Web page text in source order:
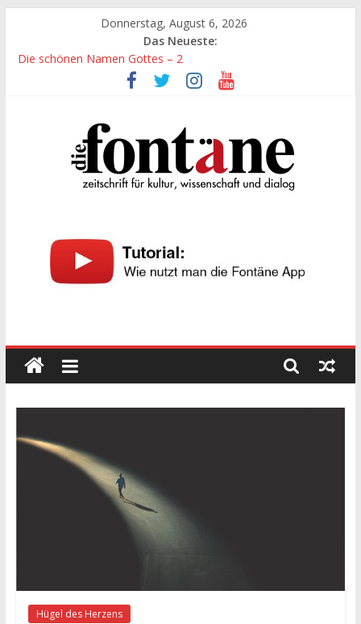
springen
Donnerstag, August 6, 2026
Das Neueste:
Die schönen Namen Gottes – 2
Werte, denen größte Sorgfalt entgegengebracht werden muss
Leidenschaft und Hingabe zu Erkenntnis und Forschung
Die
Fontäne
kultur,
wissenschaft
und
dialog
Hügel des Herzens